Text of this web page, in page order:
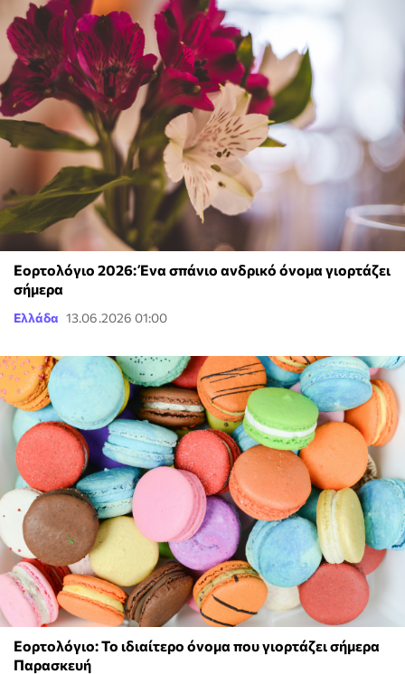
Εορτολόγιο 2026: Ένα σπάνιο ανδρικό όνομα γιορτάζει
σήμερα
Ελλάδα 13.06.2026 01:00
Εορτολόγιο: Το ιδιαίτερο όνομα που γιορτάζει σήμερα
Παρασκευή